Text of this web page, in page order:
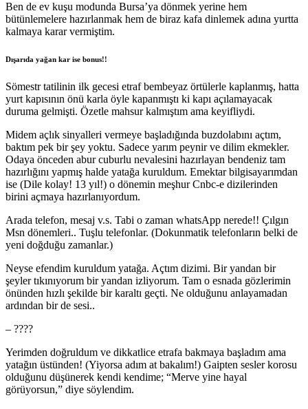
Ben de ev kuşu modunda Bursa’ya dönmek yerine hem
bütünlemelere hazırlanmak hem de biraz kafa dinlemek adına yurtta
kalmaya karar vermiştim.
Dışarıda yağan kar ise bonus!!
Sömestr tatilinin ilk gecesi etraf bembeyaz örtülerle kaplanmış, hatta
yurt kapısının önü karla öyle kapanmıştı ki kapı açılamayacak
duruma gelmişti. Özetle mahsur kalmıştım ama keyifliydi.
Midem açlık sinyalleri vermeye başladığında buzdolabını açtım,
baktım pek bir şey yoktu. Sadece yarım peynir ve dilim ekmekler.
Odaya önceden abur cuburlu nevalesini hazırlayan bendeniz tam
hazırlığını yapmış halde yatağa kuruldum. Emektar bilgisayarımdan
ise (Dile kolay! 13 yıl!) o dönemin meşhur Cnbc-e dizilerinden
birini açmaya hazırlanıyordum.
Arada telefon, mesaj v.s. Tabi o zaman whatsApp nerede!! Çılgın
Msn dönemleri.. Tuşlu telefonlar. (Dokunmatik telefonların belki de
yeni doğduğu zamanlar.)
Neyse efendim kuruldum yatağa. Açtım dizimi. Bir yandan bir
şeyler tıkınıyorum bir yandan izliyorum. Tam o esnada gözlerimin
önünden hızlı şekilde bir karaltı geçti. Ne olduğunu anlayamadan
ardından bir de sesi..
– ????
Yerimden doğruldum ve dikkatlice etrafa bakmaya başladım ama
yatağın üstünden! (Yiyorsa adım at bakalım!) Gaipten sesler korosu
olduğunu düşünerek kendi kendime; “Merve yine hayal
görüyorsun,” diye söylendim.